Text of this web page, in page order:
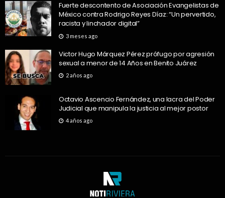
Fuerte descontento de Asociación Evangelistas de
México contra Rodrigo Reyes Díaz: “Un pervertido,
racista y linchador digital”
3 meses ago
Victor Hugo Márquez Pérez prófugo por agresión
sexual a menor de 14 Años en Benito Juárez
2 años ago
Octavio Ascencio Fernández, una lacra del Poder
Judicial que manipula la justicia al mejor postor
4 años ago